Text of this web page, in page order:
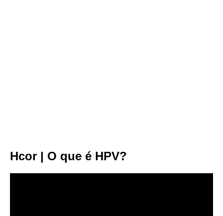
Hcor | O que é HPV?